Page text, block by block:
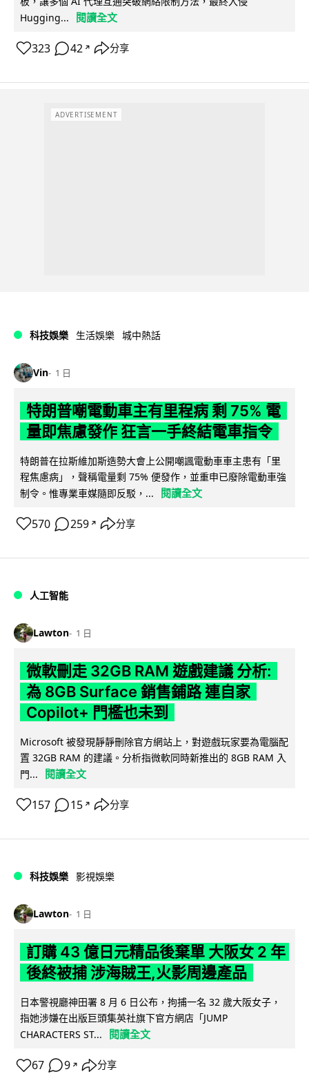
Hugging...
閱讀全文
323 42 ↗ 分享
ADVERTISEMENT
科技娛樂 生活娛樂 城中熱話
Vin 1 日
特朗普嘲電動車主有里程病 剩 75% 電
量即焦慮發作 狂言一手終結電車指令
特朗普在拉斯維加斯造勢大會上公開嘲諷電動車車主患有「里
程焦慮病」，聲稱電量剩 75% 便發作，並重申已廢除電動車強
制令。惟專業車媒隨即反駁，...
閱讀全文
570 259 ↗ 分享
人工智能
Lawton 1 日
微軟刪走 32GB RAM 遊戲建議 分析:
為 8GB Surface 銷售鋪路 連自家
Copilot+ 門檻也未到
Microsoft 被發現靜靜刪除官方網站上，對遊戲玩家要為電腦配
置 32GB RAM 的建議。分析指微軟同時新推出的 8GB RAM 入
門...
閱讀全文
157 15 ↗ 分享
科技娛樂 影視娛樂
Lawton 1 日
訂購 43 億日元精品後棄單 大阪女 2 年
後終被捕 涉海賊王,火影周邊產品
日本警視廳神田署 8 月 6 日公布，拘捕一名 32 歲大阪女子，
指她涉嫌在出版巨頭集英社旗下官方網店「JUMP
CHARACTERS ST...
閱讀全文
67 9 ↗ 分享